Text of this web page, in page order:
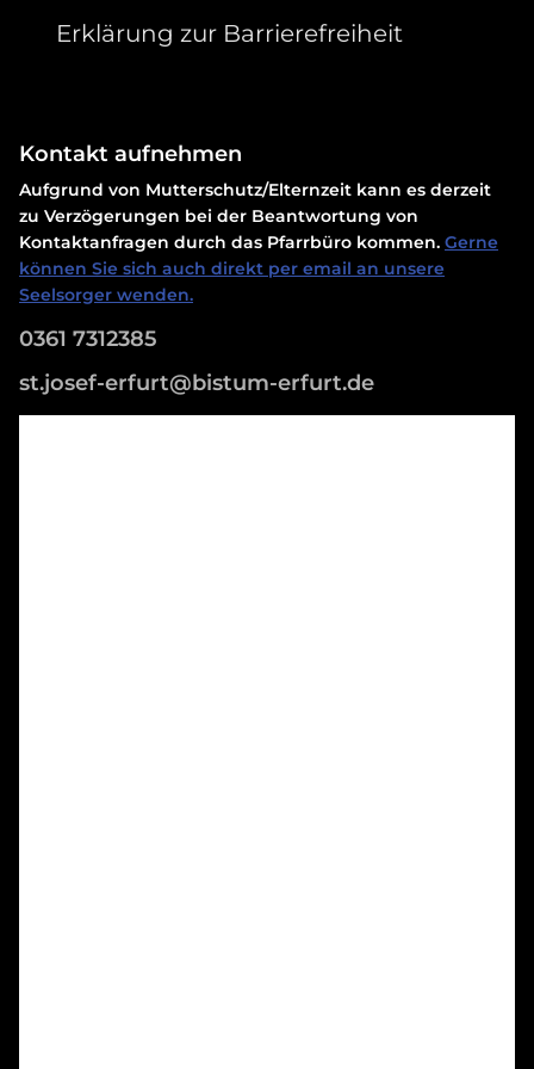
Erklärung zur Barrierefreiheit
Kontakt aufnehmen
Aufgrund von Mutterschutz/Elternzeit kann es derzeit
zu Verzögerungen bei der Beantwortung von
Kontaktanfragen durch das Pfarrbüro kommen. Gerne
können Sie sich auch direkt per email an unsere
Seelsorger wenden.
0361 7312385
st.josef-erfurt@bistum-erfurt.de